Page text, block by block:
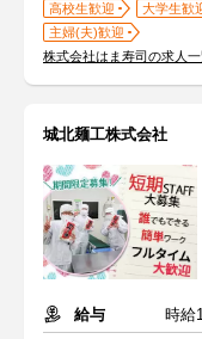
高校生歓迎 大学生歓
主婦(夫)歓迎
株式会社はま寿司の求人
城北麺工株式会社
給与
時給